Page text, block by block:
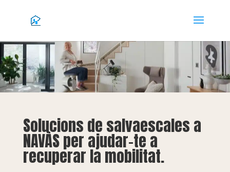
Solucions de salvaescales a
NAVÀS per ajudar-te a
recuperar la mobilitat.